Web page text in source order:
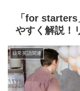
「for starters
やすく解説！
日常英語関連